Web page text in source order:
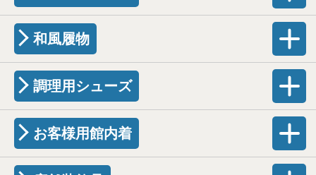
和風履物
調理用シューズ
お客様用館内着